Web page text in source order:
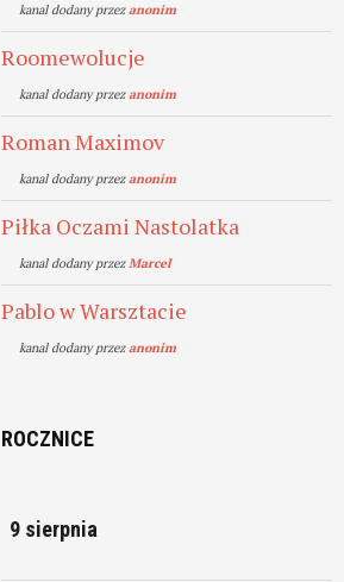
kanal dodany przezanonim
Roomewolucje
kanal dodany przezanonim
Roman Maximov
kanal dodany przezanonim
Piłka Oczami Nastolatka
kanal dodany przezMarcel
Pablo w Warsztacie
kanal dodany przezanonim
ROCZNICE
9 sierpnia